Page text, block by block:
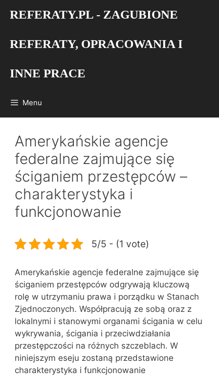
REFERATY.PL - ZAGUBIONE
REFERATY, OPRACOWANIA I
INNE PRACE
Menu
Amerykańskie agencje
federalne zajmujące się
ściganiem przestępców –
charakterystyka i
funkcjonowanie
5/5 - (1 vote)
Amerykańskie agencje federalne zajmujące się
ściganiem przestępców odgrywają kluczową
rolę w utrzymaniu prawa i porządku w Stanach
Zjednoczonych. Współpracują ze sobą oraz z
lokalnymi i stanowymi organami ścigania w celu
wykrywania, ścigania i przeciwdziałania
przestępczości na różnych szczeblach. W
niniejszym eseju zostaną przedstawione
charakterystyka i funkcjonowanie